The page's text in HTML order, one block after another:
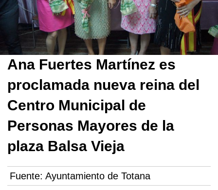
Ana Fuertes Martínez es
proclamada nueva reina del
Centro Municipal de
Personas Mayores de la
plaza Balsa Vieja
Fuente: Ayuntamiento de Totana